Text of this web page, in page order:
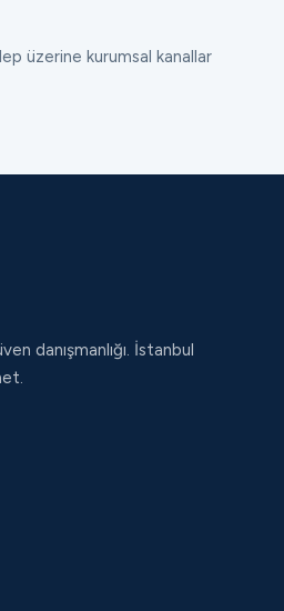
üzerine kurumsal kanallar
danışmanlığı. İstanbul